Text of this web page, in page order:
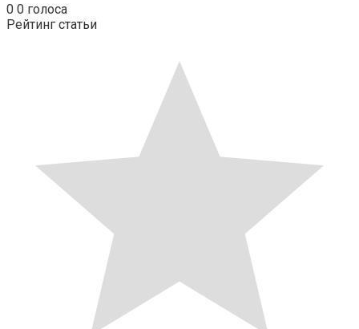
0 0 голоса
Рейтинг статьи